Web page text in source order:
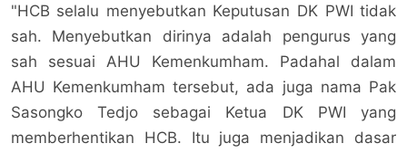
"HCB selalu menyebutkan Keputusan DK PWI tidak
sah. Menyebutkan dirinya adalah pengurus yang
sah sesuai AHU Kemenkumham. Padahal dalam
AHU Kemenkumham tersebut, ada juga nama Pak
Sasongko Tedjo sebagai Ketua DK PWI yang
memberhentikan HCB. Itu juga menjadikan dasar